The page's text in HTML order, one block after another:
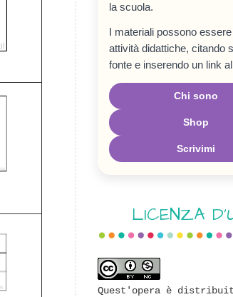
la scuola.
I materiali possono
attività didattiche, citando
fonte e inserendo un link
Chi sono
Shop
Scrivimi
LICENZA
Quest'opera è